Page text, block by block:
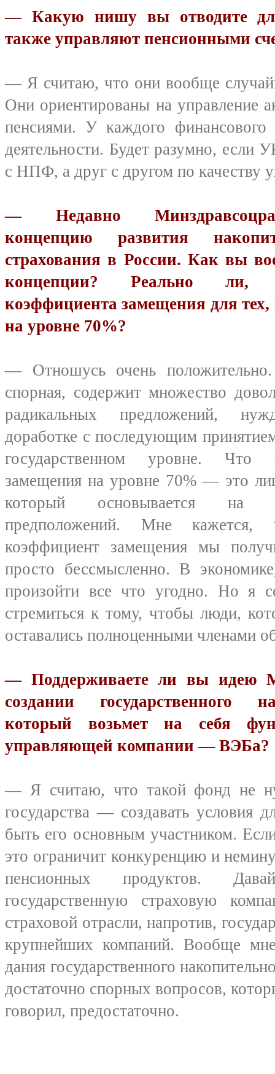
— Какую нишу вы отводите
также управляют пенсионными
— Я считаю, что они вообще
Они ориентированы на управление
пенсиями. У каждого финансового
деятельности. Будет разумно, если
с НПФ, а друг с другом по качеству
— Недавно
концепцию развития
страхования в России. Как вы
концепции? Реально ли,
коэффициента замещения для
на уровне 70%?
— Отношусь очень положительно.
спорная, содержит множество
радикальных предложений,
доработке с последующим
государственном уровне. Что
замещения на уровне 70% — это
который основывается на
предположений. Мне кажется,
коэффициент замещения мы
просто бессмысленно. В
произойти все что угодно. Но я
стремиться к тому, чтобы люди,
оставались полноценными членами
— Поддерживаете ли вы идею
создании государ­ственного
который возьмет на себя
управляющей компании — ВЭБа?
— Я считаю, что такой фонд не
государства — создавать условия
быть его основным участником.
это ограничит конкуренцию и
пенсионных продуктов.
государственную страховую
страховой отрасли, напротив,
крупнейших компаний. Вообще
дания государственного
достаточно спорных вопросов,
говорил, предостаточно.